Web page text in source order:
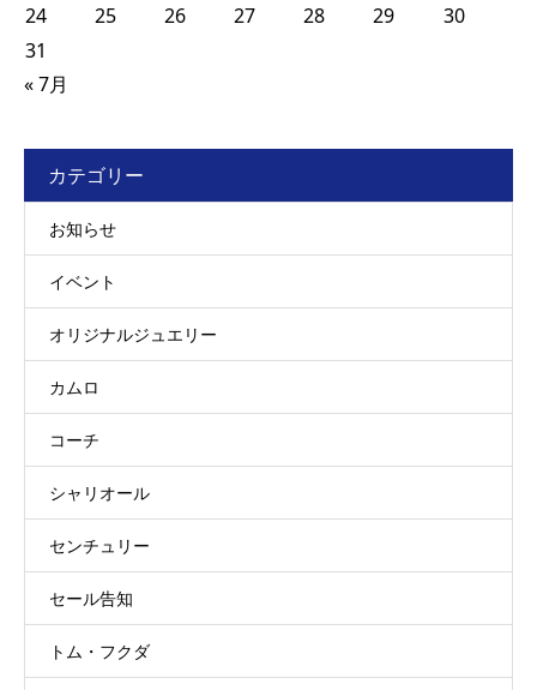
24
25 26 27 28 29
30
31
« 7月
カテゴリー
お知らせ
イベント
オリジナルジュエリー
カムロ
コーチ
シャリオール
センチュリー
セール告知
トム・フクダ